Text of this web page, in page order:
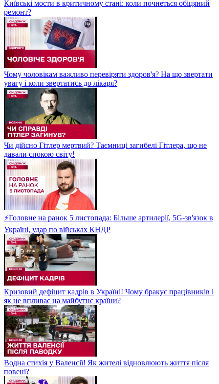
Київські мости в критичному стані: коли почнеться обіцяний
ремонт?
Чому чоловікам важливо перевіряти здоров'я? На що звертати
увагу і коли звертатись до лікаря?
Чи дійсно Гітлер мертвий? Таємниці загибелі Гітлера, що не
давали спокою світу!
⚡Головне на ранок 5 листопада: Більше артилерії, 5G-зв'язок в
Україні, удар по військах КНДР
Кризовий дефіцит кадрів в Україні! Чому бракує працівників і
як це впливає на майбутнє країни?
Водна стихія у Валенсії! Як жителі відновлюють життя після
повені?